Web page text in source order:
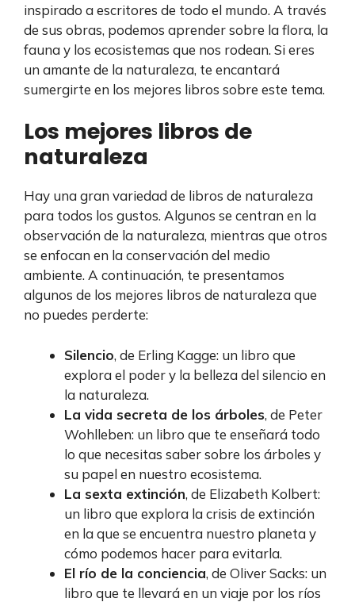
inspirado a escritores de todo el mundo. A través
de sus obras, podemos aprender sobre la flora, la
fauna y los ecosistemas que nos rodean. Si eres
un amante de la naturaleza, te encantará
sumergirte en los mejores libros sobre este tema.
Los mejores libros de
naturaleza
Hay una gran variedad de libros de naturaleza
para todos los gustos. Algunos se centran en la
observación de la naturaleza, mientras que otros
se enfocan en la conservación del medio
ambiente. A continuación, te presentamos
algunos de los mejores libros de naturaleza que
no puedes perderte:
Silencio, de Erling Kagge: un libro que
explora el poder y la belleza del silencio en
la naturaleza.
La vida secreta de los árboles, de Peter
Wohlleben: un libro que te enseñará todo
lo que necesitas saber sobre los árboles y
su papel en nuestro ecosistema.
La sexta extinción, de Elizabeth Kolbert:
un libro que explora la crisis de extinción
en la que se encuentra nuestro planeta y
cómo podemos hacer para evitarla.
El río de la conciencia, de Oliver Sacks: un
libro que te llevará en un viaje por los ríos